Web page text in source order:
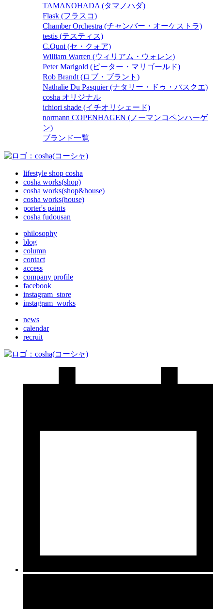
TAMANOHADA (タマノハダ)
Flask (フラスコ)
Chamber Orchestra (チャンバー・オーケストラ)
testis (テスティス)
C.Quoi (セ・クォア)
William Warren (ウィリアム・ウォレン)
Peter Marigold (ピーター・マリゴールド)
Rob Brandt (ロブ・ブラント)
Nathalie Du Pasquier (ナタリー・ドゥ・パスクエ)
cosha オリジナル
ichiori shade (イチオリシェード)
normann COPENHAGEN (ノーマンコペンハーゲ
ン)
ブランド一覧
lifestyle shop cosha
cosha works(shop)
cosha works(shop&house)
cosha works(house)
porter's paints
cosha fudousan
philosophy
blog
column
contact
access
company profile
facebook
instagram_store
instagram_works
news
calendar
recruit